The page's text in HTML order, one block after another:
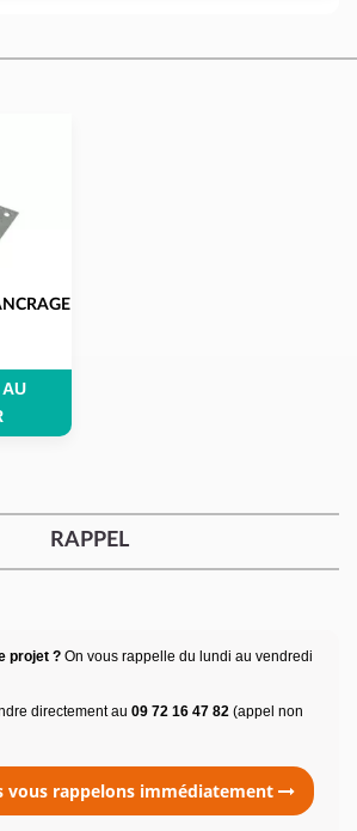
RAPPEL
projet ? On vous rappelle du lundi au vendredi
directement au 09 72 16 47 82 (appel non
vous rappelons immédiatement